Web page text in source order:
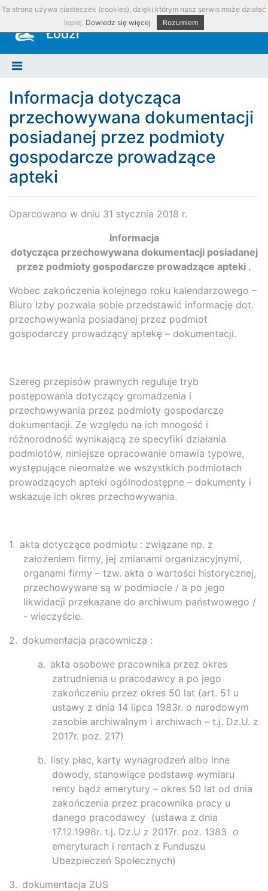
Okręgowa Izba Aptekarska w
Łodzi
Informacja dotycząca
przechowywana dokumentacji
posiadanej przez podmioty
gospodarcze prowadzące
apteki
Oparcowano w dniu 31 stycznia 2018 r.
Informacja
dotycząca przechowywana dokumentacji posiadanej
przez podmioty gospodarcze prowadzące apteki .
Wobec zakończenia kolejnego roku kalendarzowego –
Biuro Izby pozwala sobie przedstawić informację dot.
przechowywania posiadanej przez podmiot
gospodarczy prowadzący aptekę – dokumentacji.
Szereg przepisów prawnych reguluje tryb
postępowania dotyczący gromadzenia i
przechowywania przez podmioty gospodarcze
dokumentacji. Ze względu na ich mnogość i
różnorodność wynikającą ze specyfiki działania
podmiotów, niniejsze opracowanie omawia typowe,
występujące nieomalże we wszystkich podmiotach
prowadzących apteki ogólnodostępne – dokumenty i
wskazuje ich okres przechowywania.
1. akta dotyczące podmiotu : związane np. z
założeniem firmy, jej zmianami organizacyjnymi,
organami firmy – tzw. akta o wartości historycznej,
przechowywane są w podmiocie / a po jego
likwidacji przekazane do archiwum państwowego /
- wieczyście.
2. dokumentacja pracownicza :
a. akta osobowe pracownika przez okres
zatrudnienia u pracodawcy a po jego
zakończeniu przez okres 50 lat (art. 51 u
ustawy z dnia 14 lipca 1983r. o narodowym
zasobie archiwalnym i archiwach – t.j. Dz.U. z
2017r. poz. 217)
b. listy płac, karty wynagrodzeń albo inne
dowody, stanowiące podstawę wymiaru
renty bądź emerytury – okres 50 lat od dnia
zakończenia przez pracownika pracy u
danego pracodawcy (ustawa z dnia
17.12.1998r. t.j. Dz.U z 2017r. poz. 1383 o
emeryturach i rentach z Funduszu
Ubezpieczeń Społecznych)
3. dokumentacja ZUS
Ta strona używa ciasteczek (cookies), dzięki którym nasz serwis może działać
lepiej. Dowiedz się więcej Rozumiem